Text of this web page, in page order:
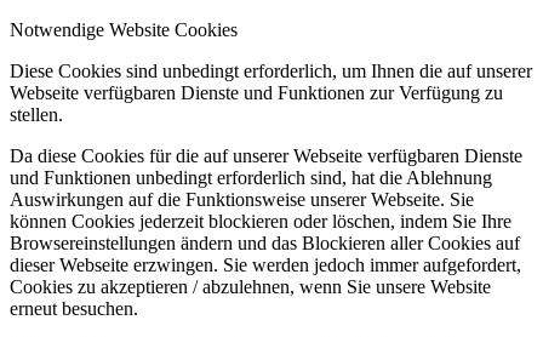
Notwendige Website Cookies
Diese Cookies sind unbedingt erforderlich, um Ihnen die auf unserer
Webseite verfügbaren Dienste und Funktionen zur Verfügung zu
stellen.
Da diese Cookies für die auf unserer Webseite verfügbaren Dienste
und Funktionen unbedingt erforderlich sind, hat die Ablehnung
Auswirkungen auf die Funktionsweise unserer Webseite. Sie
können Cookies jederzeit blockieren oder löschen, indem Sie Ihre
Browsereinstellungen ändern und das Blockieren aller Cookies auf
dieser Webseite erzwingen. Sie werden jedoch immer aufgefordert,
Cookies zu akzeptieren / abzulehnen, wenn Sie unsere Website
erneut besuchen.